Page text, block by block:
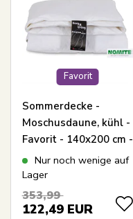
Favorit
Sommerdecke -
Moschusdaune, kühl -
Favorit - 140x200 cm -
Bestes Daunen-
Angebot mit
Moschusdaunen
Nur noch wenige auf
Lager
353,99
122,49 EUR